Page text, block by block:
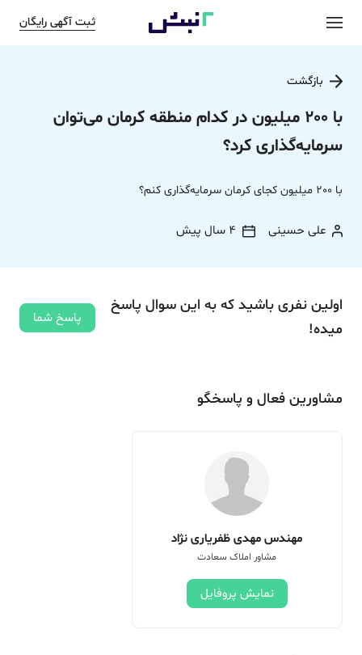
ثبت آگهی رایگان
بازگشت
با 200 میلیون در کدام منطقه کرمان می‌توان
سرمایه‌گذاری کرد؟
با 200 میلیون کجای کرمان سرمایه‌گذاری کنم؟
علی حسینی 4 سال پیش
اولین نفری باشید که به این سوال پاسخ
میده!
پاسخ شما
مشاورین فعال و پاسخگو
مهندس مهدی ظفریاری نژاد
مشاور املاک سعادت
نمایش پروفایل